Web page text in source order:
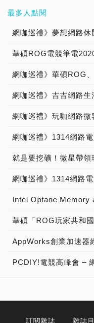
最多人點閱
網咖巡禮》1314網路
就是要挖礦！微星帶領
訂閱雜誌 雜誌